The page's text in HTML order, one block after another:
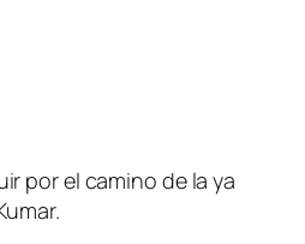
por el ca­mino de la ya